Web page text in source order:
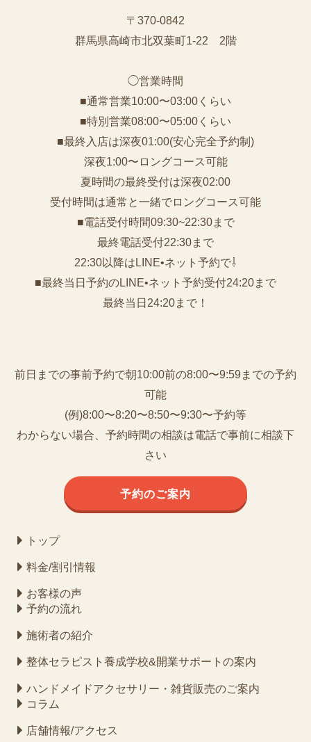
〒370-0842
群馬県高崎市北双葉町1-22 2階
◯営業時間
■通常営業10:00〜03:00くらい
■特別営業08:00〜05:00くらい
■最終入店は深夜01:00(安心完全予約制)
深夜1:00〜ロングコース可能
夏時間の最終受付は深夜02:00
受付時間は通常と一緒でロングコース可能
■電話受付時間09:30~22:30まで
️最終電話受付22:30まで
22:30以降はLINE•ネット予約で⇩
■最終当日予約のLINE•ネット予約受付24:20まで
最終当日24:20まで！
前日までの事前予約で朝10:00前の8:00〜9:59までの予約
可能
(例)8:00〜8:20〜8:50〜9:30〜予約等
わからない場合、予約時間の相談は電話で事前に相談下
さい
予約のご案内
トップ
料金/割引情報
お客様の声
予約の流れ
施術者の紹介
整体セラピスト養成学校&開業サポートの案内
ハンドメイドアクセサリー・雑貨販売のご案内
コラム
店舗情報/アクセス